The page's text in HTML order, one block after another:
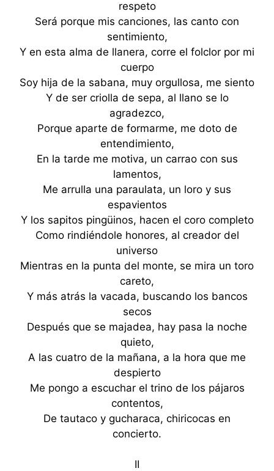
respeto
Será porque mis canciones, las canto con
sentimiento,
Y en esta alma de llanera, corre el folclor por mi
cuerpo
Soy hija de la sabana, muy orgullosa, me siento
Y de ser criolla de sepa, al llano se lo
agradezco,
Porque aparte de formarme, me doto de
entendimiento,
En la tarde me motiva, un carrao con sus
lamentos,
Me arrulla una paraulata, un loro y sus
espavientos
Y los sapitos pingüinos, hacen el coro completo
Como rindiéndole honores, al creador del
universo
Mientras en la punta del monte, se mira un toro
careto,
Y más atrás la vacada, buscando los bancos
secos
Después que se majadea, hay pasa la noche
quieto,
A las cuatro de la mañana, a la hora que me
despierto
Me pongo a escuchar el trino de los pájaros
contentos,
De tautaco y gucharaca, chiricocas en
concierto.
II